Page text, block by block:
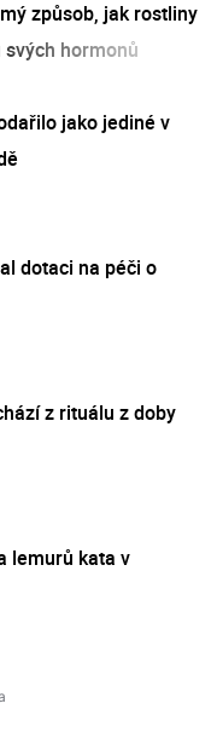
způsob, jak rostliny
hormonů
jako jediné v
dotaci na péči o
z rituálu z doby
lemurů kata v